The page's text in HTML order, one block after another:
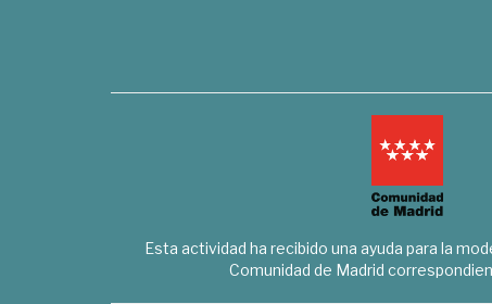
Esta actividad ha recibido una ayuda para la
Comunidad de Madrid